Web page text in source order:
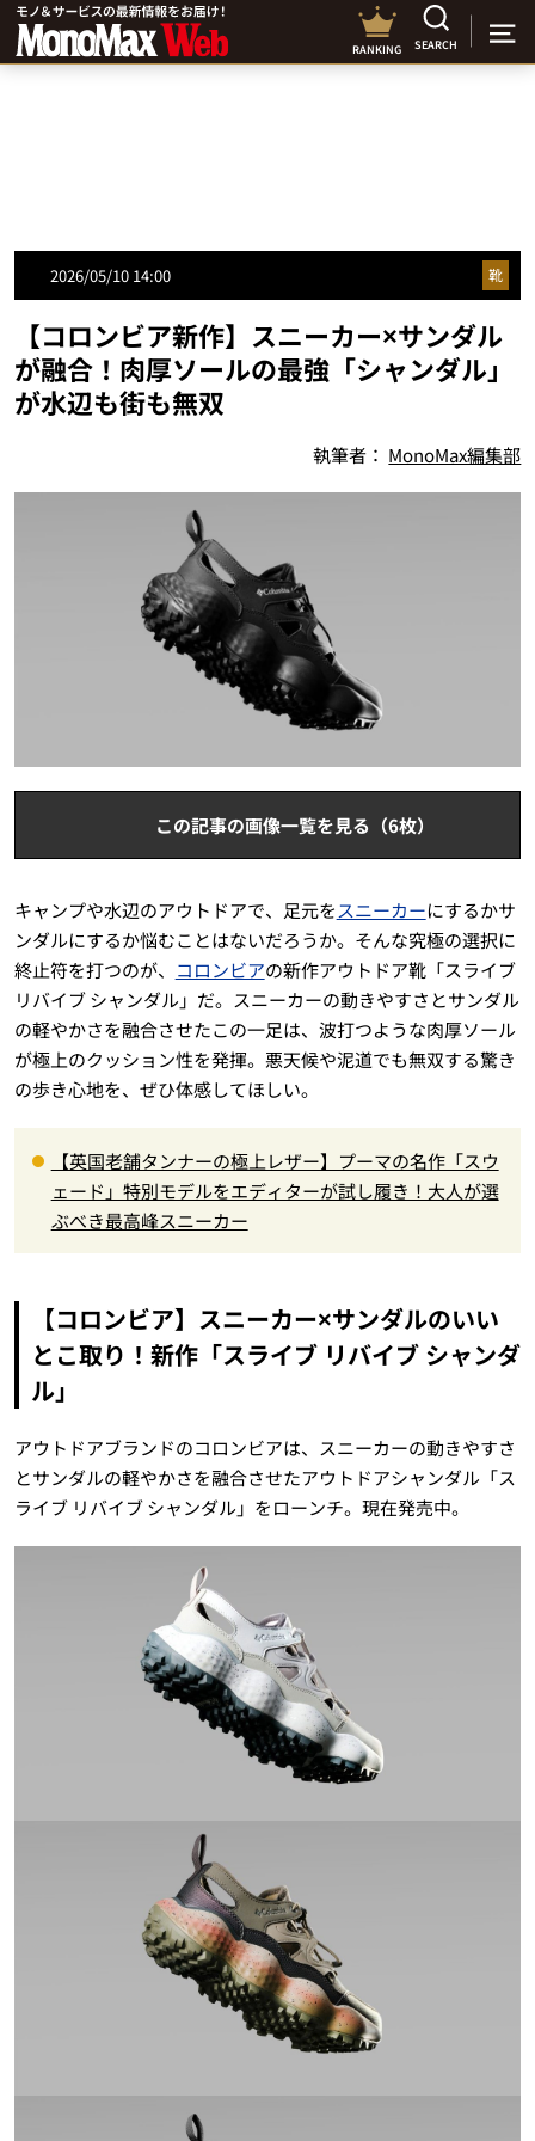
RANKING SEARCH
2026/05/10 14:00 靴
【コロンビア新作】スニーカー×サンダル
が融合！肉厚ソールの最強「シャンダル」
が水辺も街も無双
執筆者： MonoMax編集部
この記事の画像一覧を見る（6枚）
キャンプや水辺のアウトドアで、足元をスニーカーにするかサ
ンダルにするか悩むことはないだろうか。そんな究極の選択に
終止符を打つのが、
コロンビアの新作アウトドア靴「スライブ
リバイブ シャンダル」だ。スニーカーの動きやすさとサンダル
の軽やかさを融合させたこの一足は、波打つような肉厚ソール
が極上のクッション性を発揮。悪天候や泥道でも無双する驚き
の歩き心地を、ぜひ体感してほしい。
【英国老舗タンナーの極上レザー】プーマの名作「スウ
ェード」特別モデルをエディターが試し履き！大人が選
ぶべき最高峰スニーカー
【コロンビア】スニーカー×サンダルのいい
とこ取り！新作「スライブ リバイブ シャンダ
ル」
アウトドアブランドのコロンビアは、スニーカーの動きやすさ
とサンダルの軽やかさを融合させたアウトドアシャンダル「ス
ライブ リバイブ シャンダル」をローンチ。現在発売中。